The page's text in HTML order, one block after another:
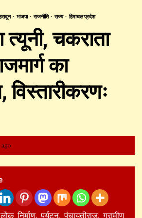
भाजपा राजनीति राज्य हिमाचल प्रदेश
त्यूनी, चकराता
का
ago
निर्माण, पर्यटन, पंचायतीराज, ग्रामीण